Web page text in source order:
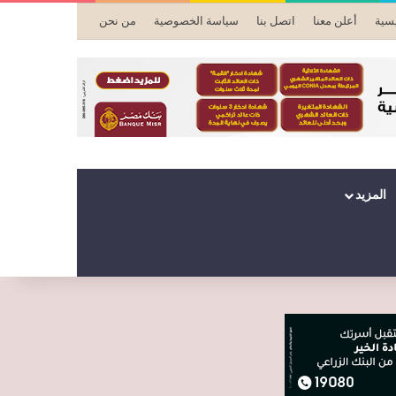
أعلن معنا اتصل بنا سياسة الخصوصية من نحن
المزيد